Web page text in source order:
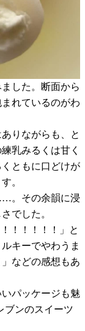
した。断面から
れているのがわ
りながらも、と
乳みるくは甘く
ともに口どけが
。
。その余韻に浸
でした。
！！！！！」と
キーでやわうま
などの感想もあ
パッケージも魅
ブンのスイーツ